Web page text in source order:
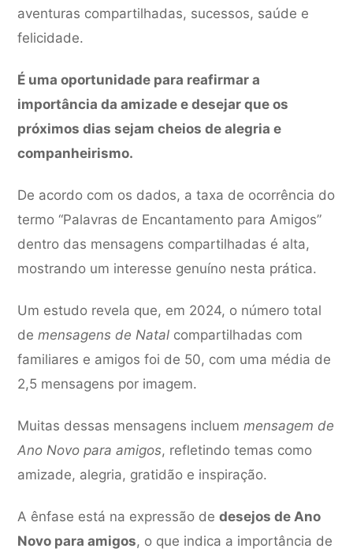
aventuras compartilhadas, sucessos, saúde e
felicidade.
É uma oportunidade para reafirmar a
importância da amizade e desejar que os
próximos dias sejam cheios de alegria e
companheirismo.
De acordo com os dados, a taxa de ocorrência do
termo “Palavras de Encantamento para Amigos”
dentro das mensagens compartilhadas é alta,
mostrando um interesse genuíno nesta prática.
Um estudo revela que, em 2024, o número total
demensagens de Natal compartilhadas com
familiares e amigos foi de 50, com uma média de
2,5 mensagens por imagem.
Muitas dessas mensagens incluemmensagem de
Ano Novo para amigos, refletindo temas como
amizade, alegria, gratidão e inspiração.
A ênfase está na expressão dedesejos de Ano
Novo para amigos, o que indica a importância de